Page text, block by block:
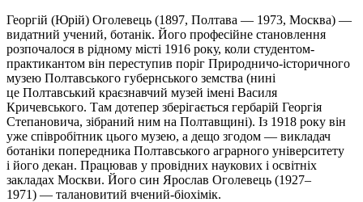
Георгій (Юрій) Оголевець (1897, Полтава — 1973, Москва) —
видатний учений, ботанік. Його професійне становлення
розпочалося в рідному місті 1916 року, коли студентом-
практикантом він переступив поріг Природничо-історичного
музею Полтавського губернського земства (нині
це Полтавський краєзнавчий музей імені Василя
Кричевського. Там дотепер зберігається гербарій Георгія
Степановича, зібраний ним на Полтавщині). Із 1918 року він
уже співробітник цього музею, а дещо згодом — викладач
ботаніки попередника Полтавського аграрного університету
і його декан. Працював у провідних наукових і освітніх
закладах Москви. Його син Ярослав Оголевець (1927–
1971) — талановитий вчений-біохімік.